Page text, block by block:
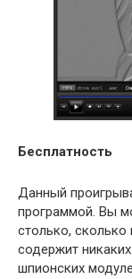
Бесплатность
Данный
программой. Вы
столько, сколько
содержит
шпионских